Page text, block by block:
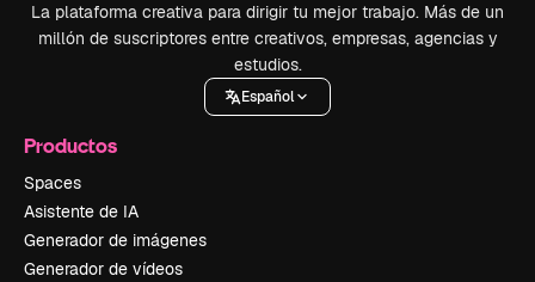
La plataforma creativa para dirigir tu mejor trabajo. Más de un
millón de suscriptores entre creativos, empresas, agencias y
estudios.
Español
Productos
Spaces
Asistente de IA
Generador de imágenes
Generador de vídeos